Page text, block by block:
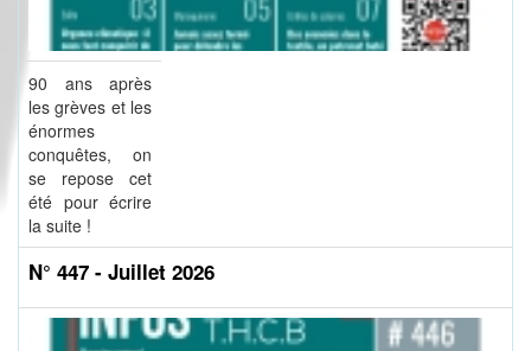
90 ans après
les grèves et les
énormes
conquêtes, on
se repose cet
été pour écrire
la suite !
N° 447 - Juillet 2026